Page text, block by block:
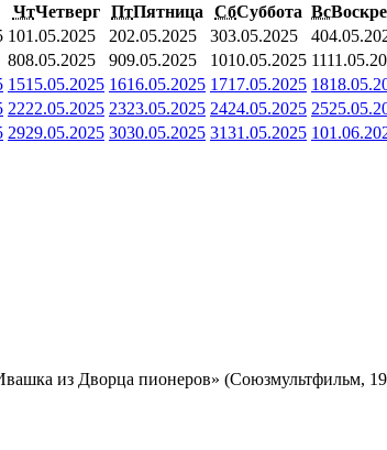
ЧтЧетверг ПтПятница СбСуббота Вс
101.05.2025 202.05.2025 303.05.2025 4
808.05.2025 909.05.2025 1010.05.2025 11
1515.05.2025 1616.05.2025 1717.05.2025 18
2222.05.2025 2323.05.2025 2424.05.2025 25
2929.05.2025 3030.05.2025 3131.05.2025 1
из Дворца пионеров» (Союзмультфильм,